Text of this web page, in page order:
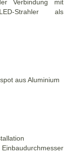
Verbindung mit
Strahler als
aus Aluminium